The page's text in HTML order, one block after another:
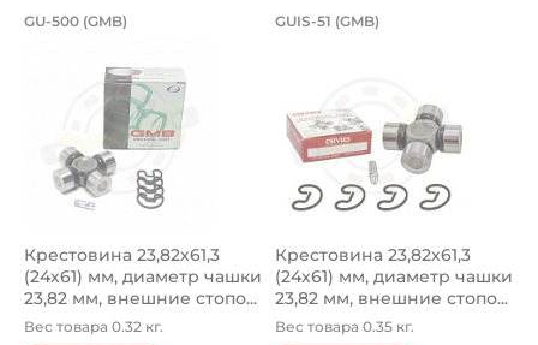
Крестовина 23,82х61,3 (24х61) мм,
GU-500 (GMB)
Крестовина 23,82х61,3
(24х61) мм, диаметр чашки
23,82 мм, внешние стопо...
Вес товара 0.32 кг.
Крестовина
GUIS-51 (GMB)
Крестовина 23,82х61,3
(24х61) мм, диаметр чашки
23,82 мм, внешние стопо...
Вес товара 0.35 кг.